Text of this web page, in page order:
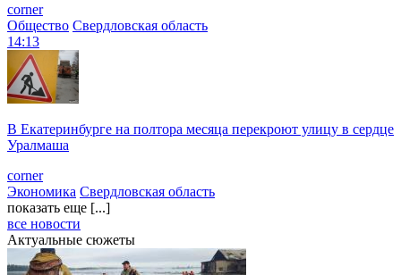
corner
Общество Свердловская область
14:13
В Екатеринбурге на полтора месяца перекроют улицу в сердце
Уралмаша
corner
Экономика Свердловская область
показать еще [...]
все новости
Актуальные сюжеты